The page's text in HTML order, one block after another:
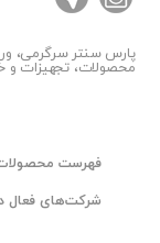
پارس سنترسرگرمی،
محصولات، تجهیزات و
فهرست
شرکت‌های فعال